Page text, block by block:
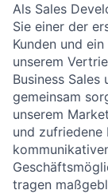
Als Sales
Sie einer der
Kunden und
unserem
Business Sales
gemeinsam
unserem
und zufriedene
tragen